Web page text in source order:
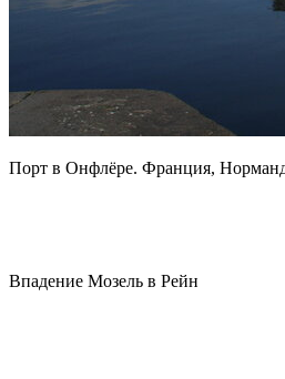
Порт в Онфлёре. Франция,
Впадение Мозель в Рейн